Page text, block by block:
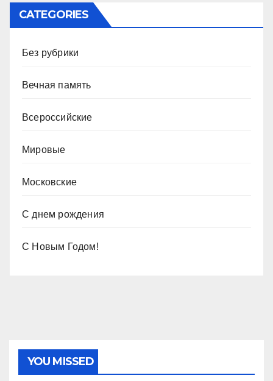
CATEGORIES
Без рубрики
Вечная память
Всероссийские
Мировые
Московские
С днем рождения
С Новым Годом!
YOU MISSED